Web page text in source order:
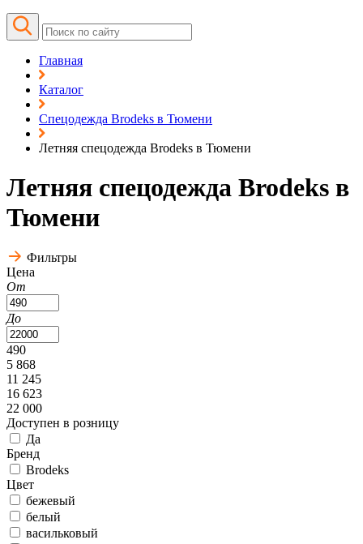
Главная
Каталог
Спецодежда Brodeks в Тюмени
Летняя спецодежда Brodeks в Тюмени
Летняя спецодежда Brodeks в
Тюмени
Фильтры
Цена
От
До
490
5 868
11 245
16 623
22 000
Доступен в розницу
Да
Бренд
Brodeks
Цвет
бежевый
белый
васильковый